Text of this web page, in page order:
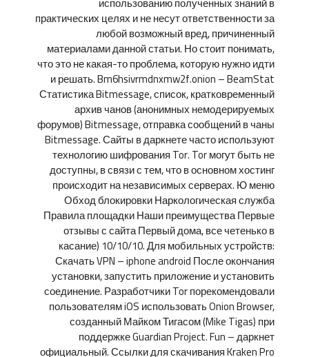
практических целях и не несут ответственности за
любой возможный вред, причиненный
материалами данной статьи. Но стоит понимать,
что это не какая-то проблема, которую нужно идти
и решать. Bm6hsivrmdnxmw2f.onion – BeamStat
Статистика Bitmessage, список, кратковременный
архив чанов (анонимных немодерируемых
форумов) Bitmessage, отправка сообщений в чаны
Bitmessage. Сайты в даркнете часто используют
технологию шифрования Tor. Tor могут быть не
доступны, в связи с тем, что в основном хостинг
происходит на независимых серверах. Ю меню
Обход блокировки Наркологическая служба
Правила площадки Наши преимущества Первые
отзывы с сайта Первый дома, все четенько в
касание) 10/10/10. Для мобильных устройств:
Скачать VPN – iphone android После окончания
установки, запустить приложение и установить
соединение. Разработчики Tor порекомендовали
пользователям iOS использовать Onion Browser,
созданный Майком Тигасом (Mike Tigas) при
поддержке Guardian Project. Fun – даркнет
официальный. Ссылки для скачивания Kraken Pro